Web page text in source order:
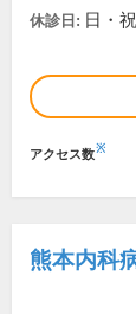
休診日: 日・祝
アクセス数※
熊本内科